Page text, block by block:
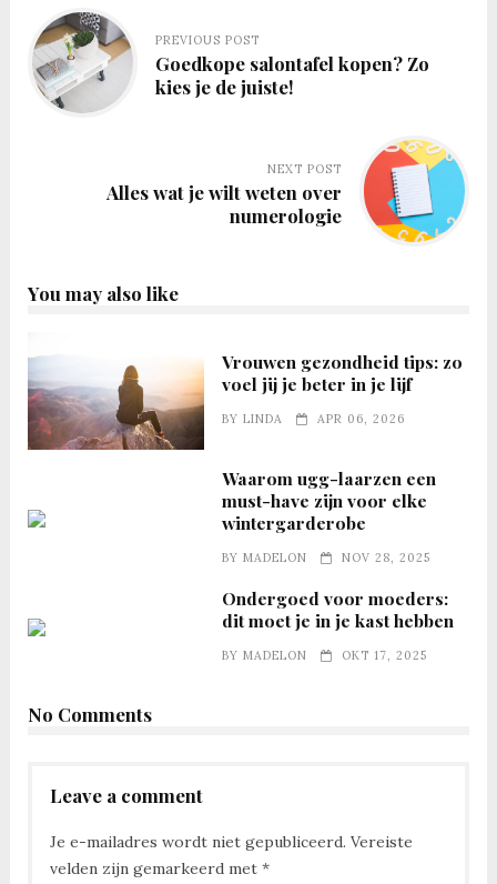
PREVIOUS POST
Goedkope salontafel kopen? Zo
kies je de juiste!
NEXT POST
Alles wat je wilt weten over
numerologie
You may also like
Vrouwen gezondheid tips: zo
voel jij je beter in je lijf
BYLINDA APR 06, 2026
Waarom ugg-laarzen een
must-have zijn voor elke
wintergarderobe
BYMADELON NOV 28, 2025
Ondergoed voor moeders:
dit moet je in je kast hebben
BYMADELON OKT 17, 2025
No Comments
Leave a comment
Je e-mailadres wordt niet gepubliceerd. Vereiste
velden zijn gemarkeerd met *